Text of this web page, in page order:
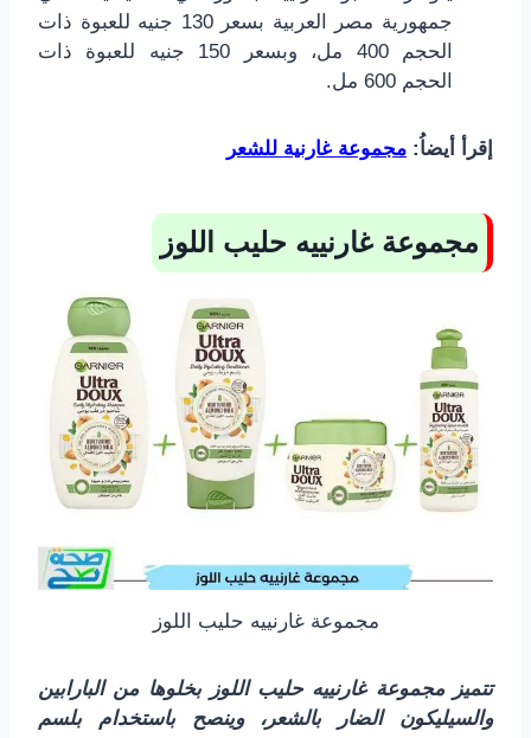
جمهورية مصر العربية بسعر 130 جنيه للعبوة ذات
الحجم 400 مل، وبسعر 150 جنيه للعبوة ذات
الحجم 600 مل.
إقرأ أيضاُ: مجموعة غارنية للشعر
مجموعة غارنييه حليب اللوز
مجموعة غارنييه حليب اللوز
تتميز مجموعة غارنييه حليب اللوز بخلوها من البارابين
والسيليكون الضار بالشعر، وينصح باستخدام بلسم